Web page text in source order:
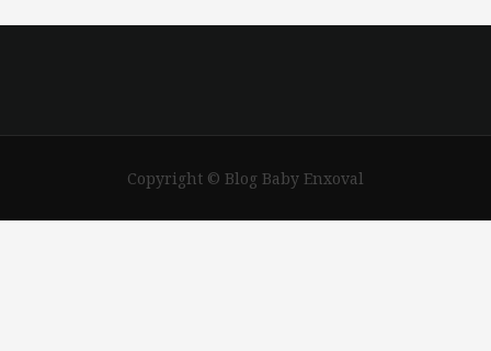
Copyright © Blog Baby Enxoval